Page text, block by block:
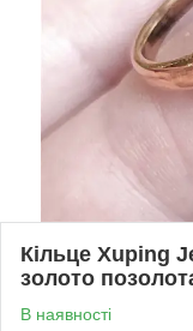
Кільце Xuping
золото
В наявності